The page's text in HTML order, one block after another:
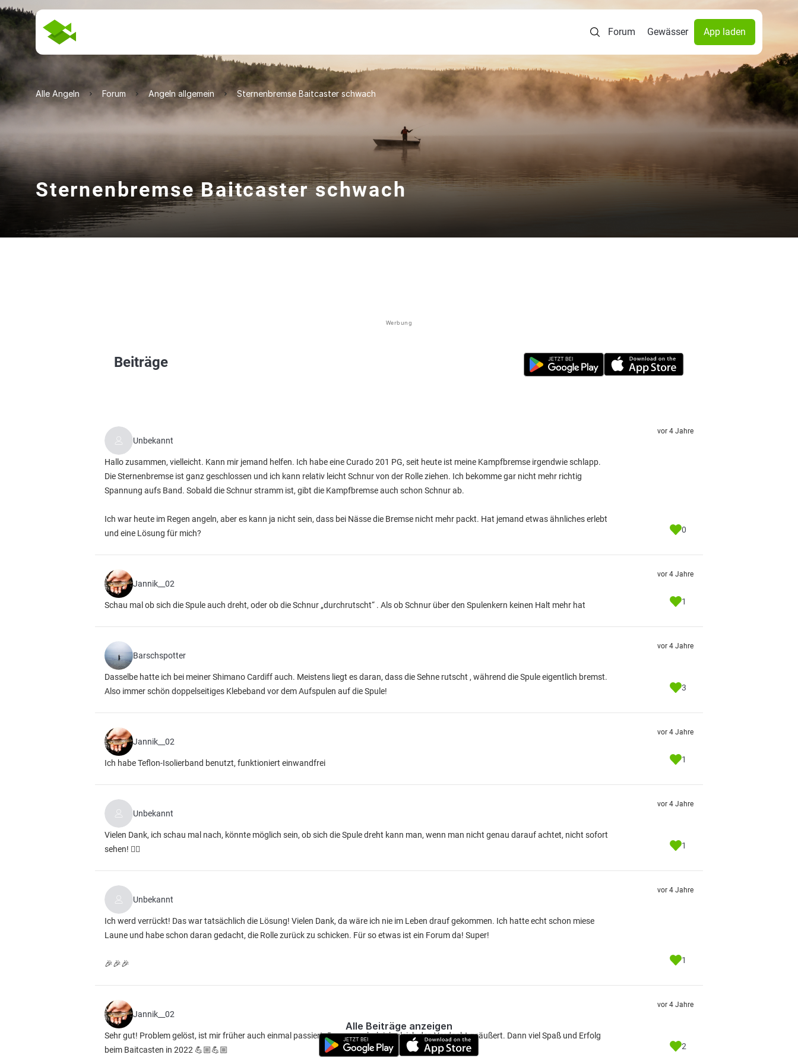
Forum Gewässer App laden
Alle Angeln Forum Angeln allgemein Sternenbremse Baitcaster schwach
Sternenbremse Baitcaster schwach
Werbung
Beiträge
Unbekannt
Hallo zusammen, vielleicht. Kann mir jemand helfen. Ich habe eine Curado 201 PG, seit heute ist meine Kampfbremse irgendwie schlapp.
Die Sternenbremse ist ganz geschlossen und ich kann relativ leicht Schnur von der Rolle ziehen. Ich bekomme gar nicht mehr richtig
Spannung aufs Band. Sobald die Schnur stramm ist, gibt die Kampfbremse auch schon Schnur ab.
Ich war heute im Regen angeln, aber es kann ja nicht sein, dass bei Nässe die Bremse nicht mehr packt. Hat jemand etwas ähnliches erlebt
und eine Lösung für mich?
vor 4 Jahre
0
Jannik__02
Schau mal ob sich die Spule auch dreht, oder ob die Schnur „durchrutscht“ . Als ob Schnur über den Spulenkern keinen Halt mehr hat
vor 4 Jahre
1
Barschspotter
Dasselbe hatte ich bei meiner Shimano Cardiff auch. Meistens liegt es daran, dass die Sehne rutscht , während die Spule eigentlich bremst.
Also immer schön doppelseitiges Klebeband vor dem Aufspulen auf die Spule!
vor 4 Jahre
3
Jannik__02
Ich habe Teflon-Isolierband benutzt, funktioniert einwandfrei
vor 4 Jahre
1
Unbekannt
Vielen Dank, ich schau mal nach, könnte möglich sein, ob sich die Spule dreht kann man, wenn man nicht genau darauf achtet, nicht sofort
sehen! 👍🏻
vor 4 Jahre
1
Unbekannt
Ich werd verrückt! Das war tatsächlich die Lösung! Vielen Dank, da wäre ich nie im Leben drauf gekommen. Ich hatte echt schon miese
Laune und habe schon daran gedacht, die Rolle zurück zu schicken. Für so etwas ist ein Forum da! Super!
🎉🎉🎉
vor 4 Jahre
1
Jannik__02
Sehr gut! Problem gelöst, ist mir früher auch einmal passiert. Deswegen hab ich gleich den Verdacht geäußert. Dann viel Spaß und Erfolg
beim Baitcasten in 2022 💪🏼💪🏼
vor 4 Jahre
2
Alle Beiträge anzeigen